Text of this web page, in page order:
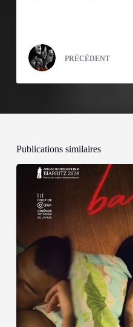
PRÉCÉDENT
Publications similaires